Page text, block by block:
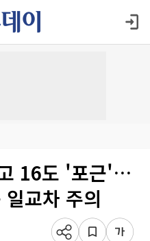
16도 '포근'…
교차 주의